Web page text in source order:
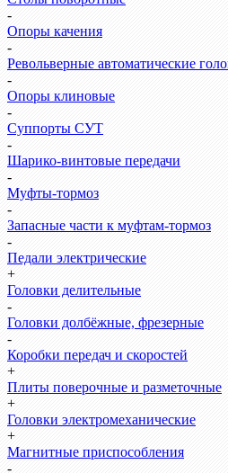
-
Опоры качения
-
Револьверные автоматические
-
Опоры клиновые
-
Суппорты СУТ
-
Шарико-винтовые передачи
-
Муфты-тормоз
-
Запасные части к муфтам-тормоз
-
Педали электрические
+
Головки делительные
-
Головки долбёжные, фрезерные
-
Коробки передач и скоростей
+
Плиты поверочные и разметочные
+
Головки электромеханические
+
Магнитные приспособления
-